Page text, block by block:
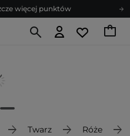
więcej punktów
pełen porad
więcej punktów
Twarz Róże